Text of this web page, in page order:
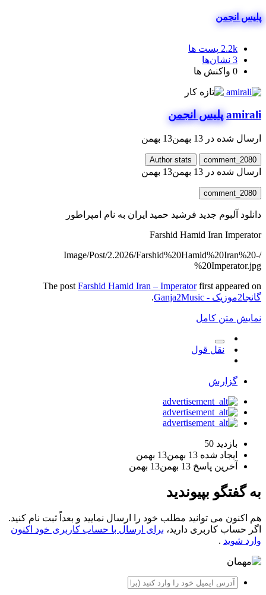
پلیس انجمن
2.2k پست ها
3 نشان‌ها
0 واکنش ها
amirali پلیس انجمن
ارسال شده در 13 بهمن 13 بهمن
comment_2080
Author stats
ارسال شده در 13 بهمن 13 بهمن
comment_2080
دانلود آلبوم جدید فرشید حمید ایران به نام امپراطور
Farshid Hamid Iran Imperator
/Image/Post/2.2026/Farshid%20Hamid%20Iran%20-
%20Imperator.jpg
The post Farshid Hamid Iran – Imperatorfirst appeared on
گانجا2موزیک - Ganja2Music
.
نمایش متن کامل
نقل قول
گزارش
بازدید 50
ایجاد شده 13 بهمن
13 بهمن
آخرین پاسخ 13 بهمن 13 بهمن
به گفتگو بپیوندید
هم اکنون می توانید مطلب خود را ارسال نمایید و بعداً ثبت نام کنید.
اگر حساب کاربری دارید، برای ارسال با حساب کاربری خود اکنون
وارد شوید .